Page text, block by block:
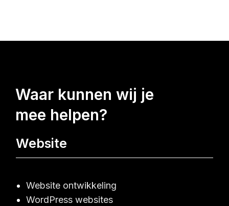
waar kunnen wij je
mee helpen?
Website
Website ontwikkeling
WordPress websites